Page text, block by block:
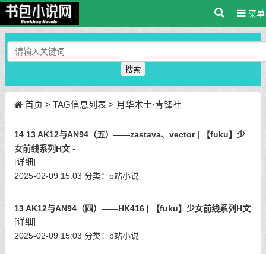
菜单
搜索
首页 > TAG信息列表 > 月华术士·青锋社
14 13 AK12与AN94（五）——zastava、vector | 【fuku】少
女前线系列H文 -
[详细]
2025-02-09 15:03 分类： p站小说
13 AK12与AN94（四）——HK416 | 【fuku】少女前线系列H文
[详细]
2025-02-09 15:03 分类： p站小说